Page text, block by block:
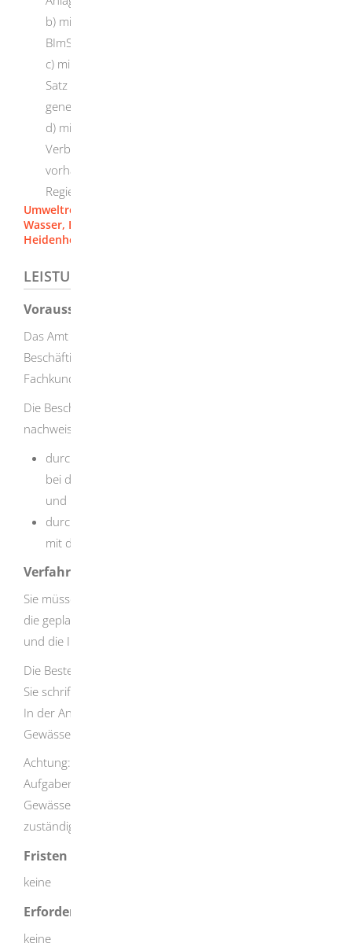
b) mindestens ein Betriebsbereich nach § 3 Absatz 5a
BImSchG oder
c) mindestens eine Anlage, die nach § 60 Absatz 3
Satz 1 Nummer 2 oder 3 WHG
genehmigungsbedürftig ist
d) mindestens eine Deponie nach Artikel 10 in
Verbindung mit Anhang I der Richtlinie 2010/75/EU
vorhanden ist oder errichtet werden soll: das
Regierungspräsidium
Umweltrecht [Landratsamt Heidenheim]
Wasser, Boden, Altlasten (Technik) [Landratsamt
Heidenheim]
LEISTUNGSDETAILS
Voraussetzungen
Das Amt des Gewässerschutzbeauftragten dürfen Sie nur
Beschäftigten übertragen, die die erforderliche
Fachkunde und Zuverlässigkeit besitzen.
Die Beschäftigten können ihre Fachkunde auf zwei Arten
nachweisen:
durch einen abgeschlossenen Lehrgang
bei der für Ihr Unternehmen zuständigen Industrie-
und Handelskammer oder Handwerkskammer)
durch langjährige praktische Erfahrung im Umgang
mit den Anlagen.
Verfahrensablauf
Sie müssen zuerst Ihren Betriebs- oder Personalrat über
die geplante Bestellung von Gewässerschutzbeauftragten
und die Ihnen übertragenen Aufgaben unterrichten.
Die Bestellung von Gewässerschutzbeauftragten zeigen
Sie schriftlich der zuständigen Behörde an.
In der Anzeige müssen Sie die Aufgaben der
Gewässerschutzbeauftragten genau beschreiben.
Achtung: Eventuelle Veränderungen des
Aufgabenbereichs und die Abberufung von
Gewässerschutzbeauftragten müssen Sie der
zuständigen Behörde schnellstmöglich mitteilen.
Fristen
keine
Erforderliche Unterlagen
keine